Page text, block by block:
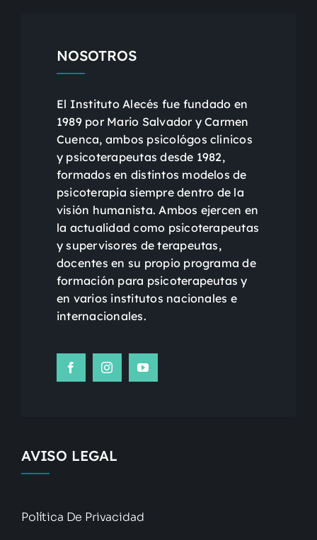
NOSOTROS
El Instituto Alecés fue fundado en
1989 por Mario Salvador y Carmen
Cuenca, ambos psicológos clínicos
y psicoterapeutas desde 1982,
formados en distintos modelos de
psicoterapia siempre dentro de la
visión humanista. Ambos ejercen en
la actualidad como psicoterapeutas
y supervisores de terapeutas,
docentes en su propio programa de
formación para psicoterapeutas y
en varios institutos nacionales e
internacionales.
AVISO LEGAL
Política De Privacidad